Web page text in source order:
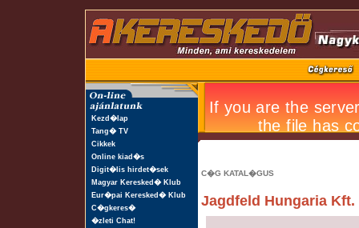
Kezd�lap
Tang� TV
Cikkek
Online kiad�s
Digit�lis hirdet�sek
Magyar Keresked� Klub
Eur�pai Keresked� Klub
C�gkeres�
�zleti Chat!
C�G KATAL�GUS
Jagdfeld Hungaria Kft.